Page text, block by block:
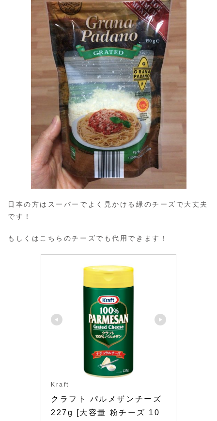
日本の方はスーパーでよく見かける緑のチーズで大丈夫
です！
もしくはこちらのチーズでも代用できます！
Kraft
クラフト パルメザンチーズ
227g [大容量 粉チーズ 10